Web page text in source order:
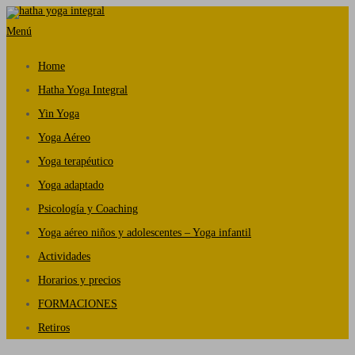
Saltar
al
Menú
Home
Hatha Yoga Integral
Yin Yoga
Yoga Aéreo
Yoga terapéutico
Yoga adaptado
Psicología y Coaching
Yoga aéreo niños y adolescentes – Yoga infantil
Actividades
Horarios y precios
FORMACIONES
Retiros